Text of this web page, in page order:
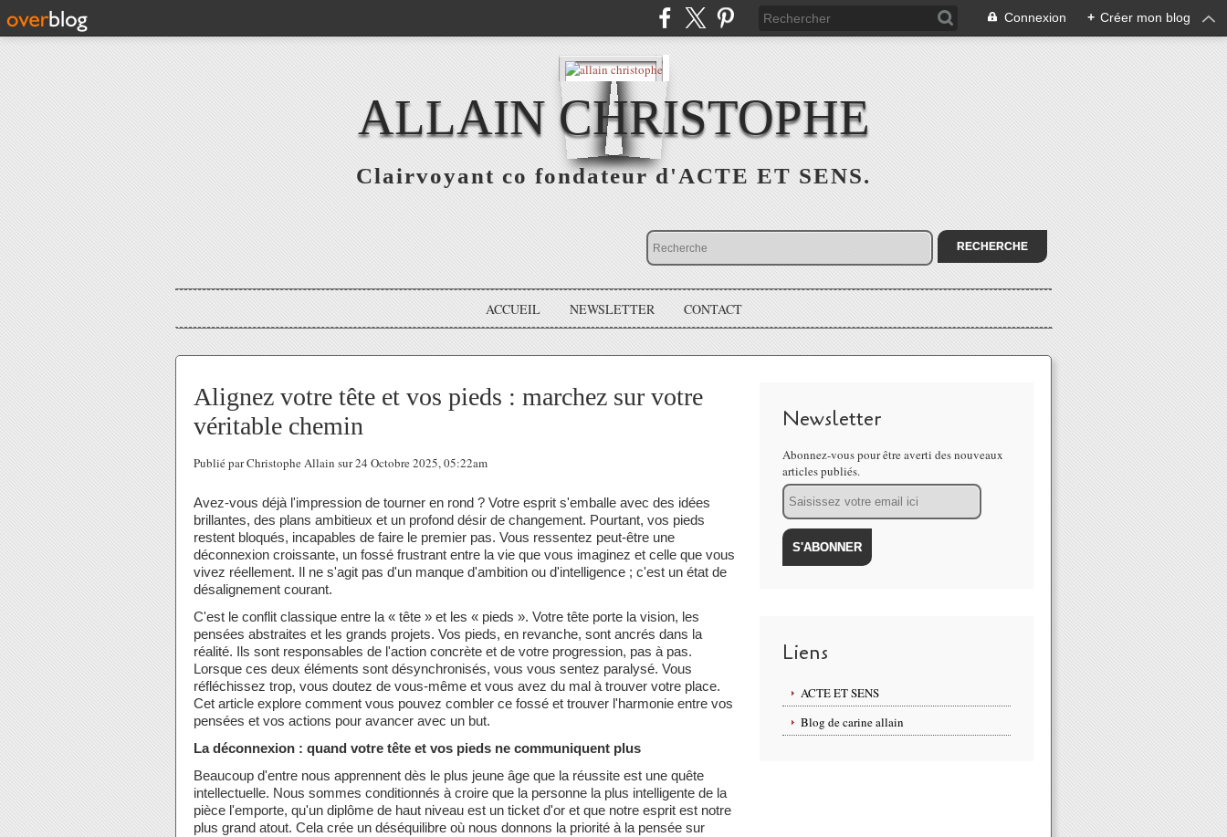
Connexion + Créer mon blog
ALLAIN CHRISTOPHE
Clairvoyant co fondateur d'ACTE ET SENS.
ACCUEIL NEWSLETTER CONTACT
Alignez votre tête et vos pieds : marchez sur votre
véritable chemin
Publié par Christophe Allain sur 24 Octobre 2025, 05:22am
Avez-vous déjà l'impression de tourner en rond ? Votre esprit s'emballe avec des idées
brillantes, des plans ambitieux et un profond désir de changement. Pourtant, vos pieds
restent bloqués, incapables de faire le premier pas. Vous ressentez peut-être une
déconnexion croissante, un fossé frustrant entre la vie que vous imaginez et celle que vous
vivez réellement. Il ne s'agit pas d'un manque d'ambition ou d'intelligence ; c'est un état de
désalignement courant.
C'est le conflit classique entre la « tête » et les « pieds ». Votre tête porte la vision, les
pensées abstraites et les grands projets. Vos pieds, en revanche, sont ancrés dans la
réalité. Ils sont responsables de l'action concrète et de votre progression, pas à pas.
Lorsque ces deux éléments sont désynchronisés, vous vous sentez paralysé. Vous
réfléchissez trop, vous doutez de vous-même et vous avez du mal à trouver votre place.
Cet article explore comment vous pouvez combler ce fossé et trouver l'harmonie entre vos
pensées et vos actions pour avancer avec un but.
La déconnexion : quand votre tête et vos pieds ne communiquent plus
Beaucoup d'entre nous apprennent dès le plus jeune âge que la réussite est une quête
intellectuelle. Nous sommes conditionnés à croire que la personne la plus intelligente de la
pièce l'emporte, qu'un diplôme de haut niveau est un ticket d'or et que notre esprit est notre
plus grand atout. Cela crée un déséquilibre où nous donnons la priorité à la pensée sur
Newsletter
Abonnez-vous pour être averti des nouveaux
articles publiés.
Email
Liens
ACTE ET SENS
Blog de carine allain